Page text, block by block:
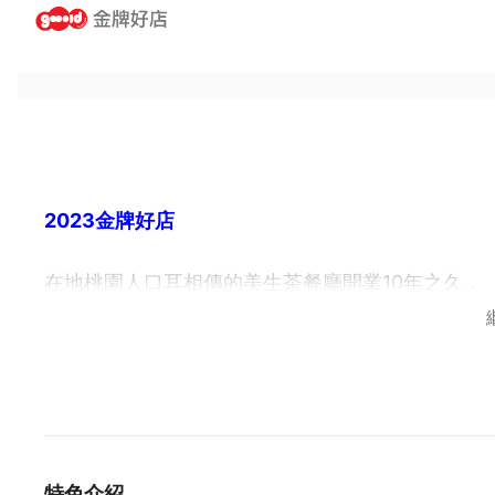
2023金牌好店
在地桃園人口耳相傳的美生茶餐廳開業10年之久，